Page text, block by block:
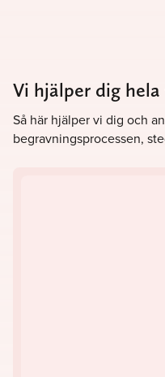
Vi hjälper dig hela
Så här hjälper vi dig och
begravningsprocessen,